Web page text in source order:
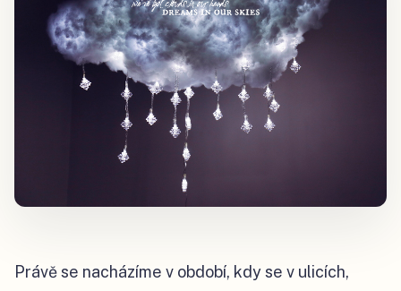
Právě se nacházíme v období, kdy se v ulicích,